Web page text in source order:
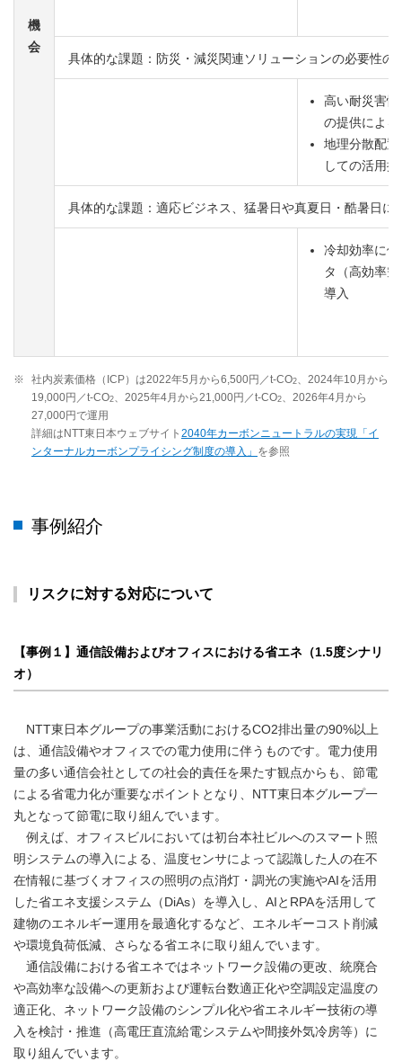
機
会
具体的な課題：防災・減災関連ソリューションの必要性の
高い耐災害
の提供によ
地理分散配
しての活用提
具体的な課題：適応ビジネス、猛暑日や真夏日・酷暑日に
冷却効率に
タ（高効率
導入
※ 社内炭素価格（ICP）は2022年5月から6,500円／t-CO2、2024年10月から
19,000円／t-CO2、2025年4月から21,000円／t-CO2、2026年4月から
27,000円で運用
詳細はNTT東日本ウェブサイト 2040年カーボンニュートラルの実現「イ
ンターナルカーボンプライシング制度の導入」 を参照
事例紹介
リスクに対する対応について
【事例１】通信設備およびオフィスにおける省エネ（1.5度シナリ
オ）
NTT東日本グループの事業活動におけるCO2排出量の90%以上
は、通信設備やオフィスでの電力使用に伴うものです。電力使用
量の多い通信会社としての社会的責任を果たす観点からも、節電
による省電力化が重要なポイントとなり、NTT東日本グループ一
丸となって節電に取り組んでいます。
例えば、オフィスビルにおいては初台本社ビルへのスマート照
明システムの導入による、温度センサによって認識した人の在不
在情報に基づくオフィスの照明の点消灯・調光の実施やAIを活用
した省エネ支援システム（DiAs）を導入し、AIとRPAを活用して
建物のエネルギー運用を最適化するなど、エネルギーコスト削減
や環境負荷低減、さらなる省エネに取り組んでいます。
通信設備における省エネではネットワーク設備の更改、統廃合
や高効率な設備への更新および運転台数適正化や空調設定温度の
適正化、ネットワーク設備のシンプル化や省エネルギー技術の導
入を検討・推進（高電圧直流給電システムや間接外気冷房等）に
取り組んでいます。